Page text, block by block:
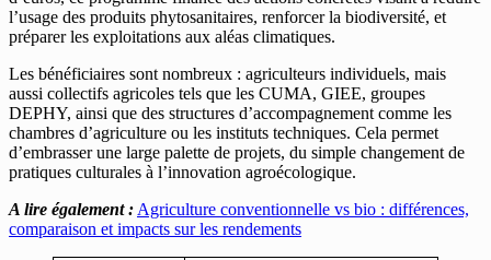
l’usage des produits phytosanitaires, renforcer la biodiversité, et
préparer les exploitations aux aléas climatiques.
Les bénéficiaires sont nombreux : agriculteurs individuels, mais
aussi collectifs agricoles tels que les CUMA, GIEE, groupes
DEPHY, ainsi que des structures d’accompagnement comme les
chambres d’agriculture ou les instituts techniques. Cela permet
d’embrasser une large palette de projets, du simple changement de
pratiques culturales à l’innovation agroécologique.
A lire également : Agriculture conventionnelle vs bio : différences,
comparaison et impacts sur les rendements